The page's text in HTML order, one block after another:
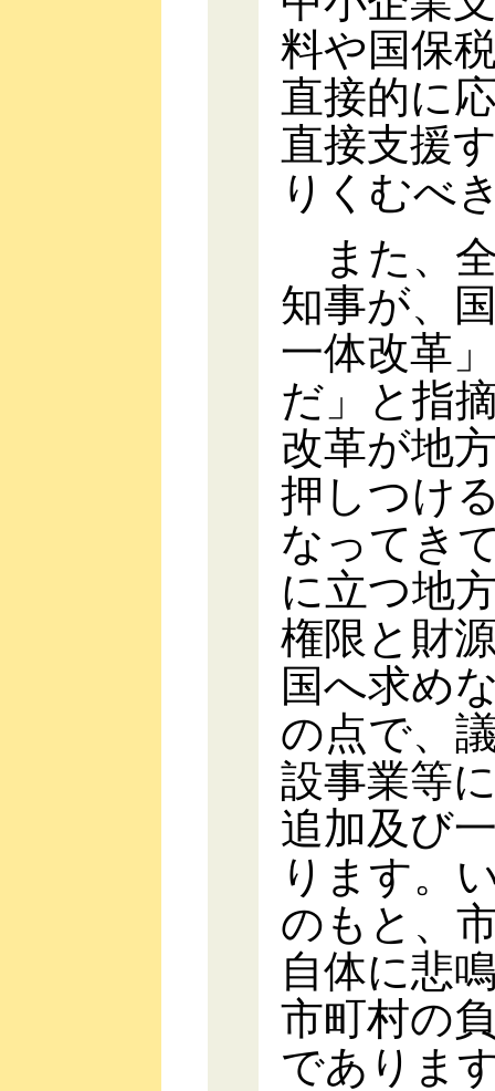
料や国保
直接的に
直接支援
りくむべ
また、
知事が、
一体改革
だ」と指
改革が地
押しつけ
なってき
に立つ地
権限と財
国へ求め
の点で、
設事業等
追加及び
ります。
のもと、
自体に悲
市町村の
でありま